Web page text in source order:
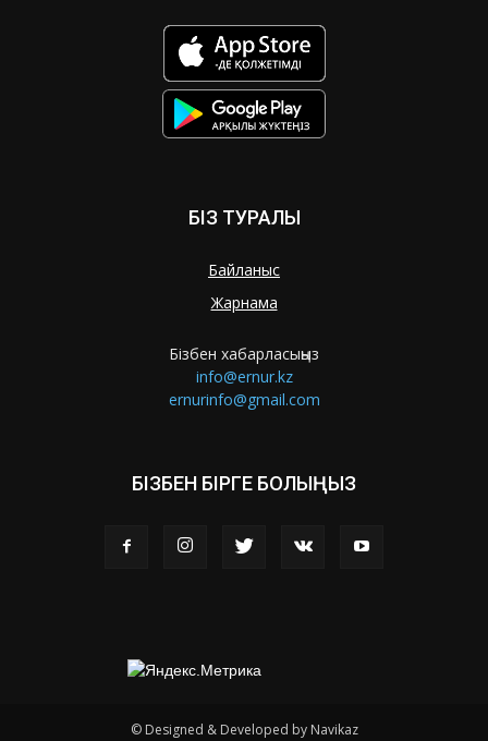
БІЗ ТУРАЛЫ
Байланыс
Жарнама
Бізбен хабарласыңыз
info@ernur.kz
ernurinfo@gmail.com
БІЗБЕН БІРГЕ БОЛЫҢЫЗ
© Designed & Developed by Navikaz